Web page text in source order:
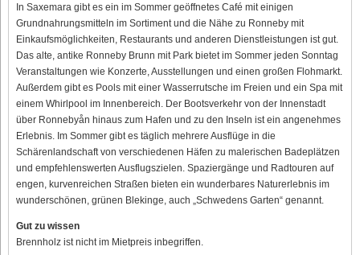
In Saxemara gibt es ein im Sommer geöffnetes Café mit einigen
Grundnahrungsmitteln im Sortiment und die Nähe zu Ronneby mit
Einkaufsmöglichkeiten, Restaurants und anderen Dienstleistungen ist gut.
Das alte, antike Ronneby Brunn mit Park bietet im Sommer jeden Sonntag
Veranstaltungen wie Konzerte, Ausstellungen und einen großen Flohmarkt.
Außerdem gibt es Pools mit einer Wasserrutsche im Freien und ein Spa mit
einem Whirlpool im Innenbereich. Der Bootsverkehr von der Innenstadt
über Ronnebyån hinaus zum Hafen und zu den Inseln ist ein angenehmes
Erlebnis. Im Sommer gibt es täglich mehrere Ausflüge in die
Schärenlandschaft von verschiedenen Häfen zu malerischen Badeplätzen
und empfehlenswerten Ausflugszielen. Spaziergänge und Radtouren auf
engen, kurvenreichen Straßen bieten ein wunderbares Naturerlebnis im
wunderschönen, grünen Blekinge, auch „Schwedens Garten“ genannt.
Gut zu wissen
Brennholz ist nicht im Mietpreis inbegriffen.